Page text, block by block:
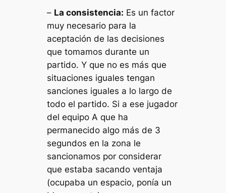
– La consistencia: Es un factor
muy necesario para la
aceptación de las decisiones
que tomamos durante un
partido. Y que no es más que
situaciones iguales tengan
sanciones iguales a lo largo de
todo el partido. Si a ese jugador
del equipo A que ha
permanecido algo más de 3
segundos en la zona le
sancionamos por considerar
que estaba sacando ventaja
(ocupaba un espacio, ponía un